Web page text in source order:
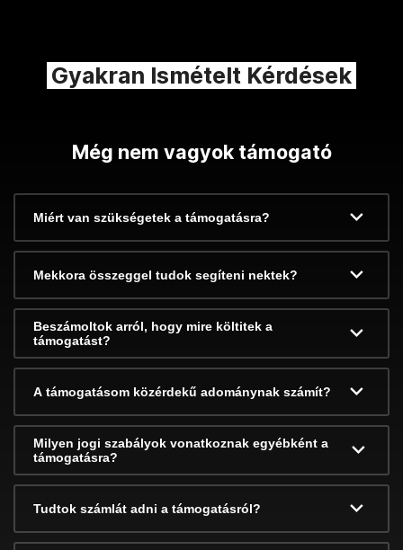
Gyakran Ismételt Kérdések
Még nem vagyok támogató
Miért van szükségetek a támogatásra?
Mekkora összeggel tudok segíteni nektek?
Beszámoltok arról, hogy mire költitek a
támogatást?
A támogatásom közérdekű adománynak számít?
Milyen jogi szabályok vonatkoznak egyébként a
támogatásra?
Tudtok számlát adni a támogatásról?